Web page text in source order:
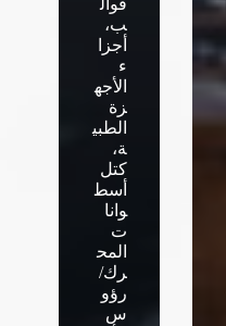
قوال
ب،
أجزا
ء
الأجه
زة
الطبي
ة،
كتل
أسط
وانا
ت
المح
رك/
رؤو
س